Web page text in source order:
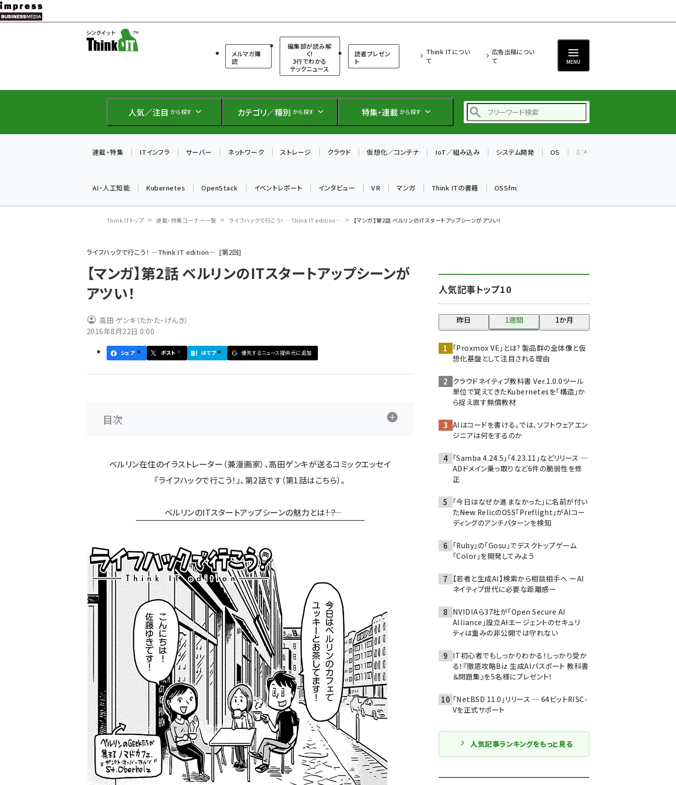
メ
イ
テ
に
メルマガ購
読
編集部が読み解
く!
3行でわかる
テックニュース
読者プレゼン
ト
Think ITについ
て
広告出稿につい
て
MENU
人気／注目 から探す カテゴリ／種別 から探す 特集・連載 から探す
仲間と築いた勝利の絆～
drupal (1956)
genai (1484)
abc123 (1360)
連載・特集 ITインフラ サーバー ネットワーク ストレージ クラウド 仮想化／コンテナ IoT／組み込み システム開発 OS ミドルウェア
AI・人工知能 Kubernetes OpenStack イベントレポート インタビュー VR マンガ Think ITの書籍 OSSfm
ン
く
ず
Think ITトップ 連載・特集コーナー一覧 ライフハックで行こう！ ―Think IT edition― 【マンガ】第2話 ベルリンのITスタートアップシーンがアツい！
ライフハックで行こう！ ―Think IT edition― 第2回
【マンガ】第2話 ベルリンのITスタートアップシーンが
アツい！
高田 ゲンキ（たかた・げんき）
2016年8月22日 0:00
シェア ポスト はてブ 優先するニュース提供元に追加
目次
ベルリン在住のイラストレーター（兼漫画家）、高田ゲンキが送るコミックエッセイ
『ライフハックで行こう！』、第2話です（第1話はこちら）。
ベルリンのITスタートアップシーンの魅力とは――！？
人気記事トップ10
昨日 1週間 1か月
「Proxmox VE」とは? 製品群の全体像と仮
想化基盤として注目される理由
クラウドネイティブ教科書 Ver.1.0.0――ツール
単位で覚えてきたKubernetesを「構造」か
ら捉え直す無償教材
AIはコードを書ける。では、ソフトウェアエン
ジニアは何をするのか
「Samba 4.24.5」「4.23.11」などリリース ─
ADドメイン乗っ取りなど6件の脆弱性を修
正
「今日はなぜか進まなかった」に名前が付い
た――New RelicのOSS「Preflight」がAIコー
ディングのアンチパターンを検知
「Ruby」の「Gosu」でデスクトップゲーム
「Color」を開発してみよう
【若者と生成AI】検索から相談相手へ ーAI
ネイティブ世代に必要な距離感ー
NVIDIAら37社が「Open Secure AI
Alliance」設立――AIエージェントのセキュリ
ティは重みの非公開では守れない
IT初心者でもしっかりわかる！しっかり受か
る！『徹底攻略Biz 生成AIパスポート 教科書
＆問題集』を5名様にプレゼント！
「NetBSD 11.0」リリース ─ 64ビットRISC-
Vを正式サポート
人気記事ランキングをもっと見る